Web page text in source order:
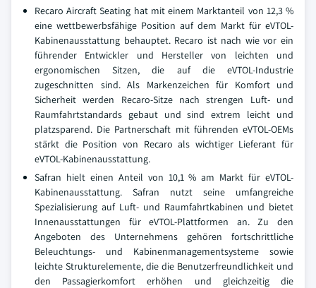
Recaro Aircraft Seating hat mit einem Marktanteil von 12,3 %
eine wettbewerbsfähige Position auf dem Markt für eVTOL-
Kabinenausstattung behauptet. Recaro ist nach wie vor ein
führender Entwickler und Hersteller von leichten und
ergonomischen Sitzen, die auf die eVTOL-Industrie
zugeschnitten sind. Als Markenzeichen für Komfort und
Sicherheit werden Recaro-Sitze nach strengen Luft- und
Raumfahrtstandards gebaut und sind extrem leicht und
platzsparend. Die Partnerschaft mit führenden eVTOL-OEMs
stärkt die Position von Recaro als wichtiger Lieferant für
eVTOL-Kabinenausstattung.
Safran hielt einen Anteil von 10,1 % am Markt für eVTOL-
Kabinenausstattung. Safran nutzt seine umfangreiche
Spezialisierung auf Luft- und Raumfahrtkabinen und bietet
Innenausstattungen für eVTOL-Plattformen an. Zu den
Angeboten des Unternehmens gehören fortschrittliche
Beleuchtungs- und Kabinenmanagementsysteme sowie
leichte Strukturelemente, die die Benutzerfreundlichkeit und
den Passagierkomfort erhöhen und gleichzeitig die